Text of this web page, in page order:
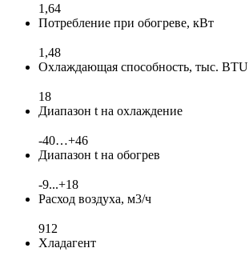
1,64
Потребление при обогреве, кВт
1,48
Охлаждающая способность, тыс. BTU
18
Диапазон t на охлаждение
-40…+46
Диапазон t на обогрев
-9...+18
Расход воздуха, м3/ч
912
Хладагент